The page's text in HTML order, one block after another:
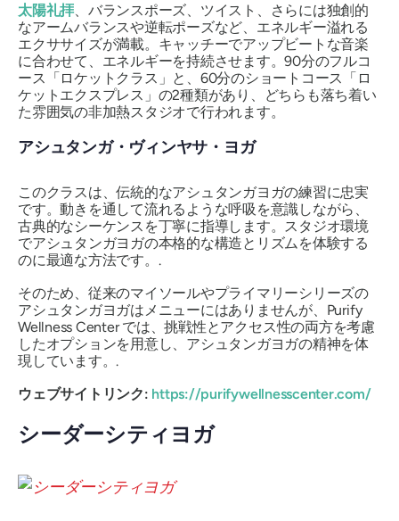
太陽礼拝、バランスポーズ、ツイスト、さらには独創的
なアームバランスや逆転ポーズなど、エネルギー溢れる
エクササイズが満載。キャッチーでアップビートな音楽
に合わせて、エネルギーを持続させます。90分のフルコ
ース「ロケットクラス」と、60分のショートコース「ロ
ケットエクスプレス」の2種類があり、どちらも落ち着い
た雰囲気の非加熱スタジオで行われます。
アシュタンガ・ヴィンヤサ・ヨガ
このクラスは、伝統的なアシュタンガヨガの練習に忠実
です。動きを通して流れるような呼吸を意識​​しながら、
古典的なシーケンスを丁寧に指導します。スタジオ環境
でアシュタンガヨガの本格的な構造とリズムを体験する
のに最適な方法です。.
そのため、従来のマイソールやプライマリーシリーズの
アシュタンガヨガはメニューにはありませんが、Purify
Wellness Center では、挑戦性とアクセス性の両方を考慮
したオプションを用意し、アシュタンガヨガの精神を体
現しています。.
ウェブサイトリンク: https://purifywellnesscenter.com/
シーダーシティヨガ